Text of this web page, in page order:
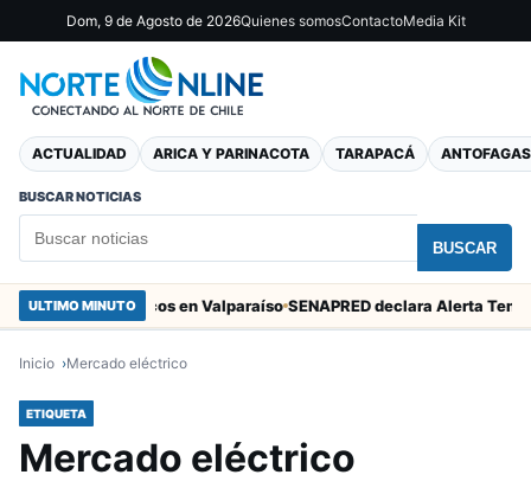
Dom, 9 de Agosto de 2026Quienes somosContactoMedia Kit
ACTUALIDAD ARICA Y PARINACOTA TARAPACÁ
BUSCAR NOTICIAS
BUSCAR
ULTIMO MINUTO
de San Marcos en Valparaíso
Inicio Mercado eléctrico
ETIQUETA
Mercado eléctrico